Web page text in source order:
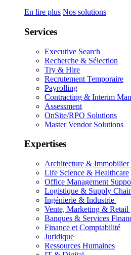
En lire plus Nos solutions
Services
Executive Search
Recherche & Sélection
Try & Hire
Recrutement Temporaire
Payrolling
Contracting & Interim
Assessment
OnSite/RPO Solutions
Master Vendor Solutions
Expertises
Architecture & Immobilier
Life Science & Healthcare
Office Management
Logistique & Supply
Ingénierie & Industrie
Vente, Marketing & Retail
Banques & Services
Finance et Comptabilité
Juridique
Ressources Humaines